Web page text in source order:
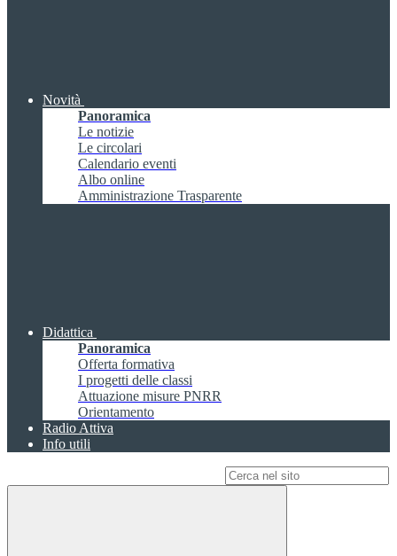
Novità
Panoramica
Le notizie
Le circolari
Calendario eventi
Albo online
Amministrazione Trasparente
Didattica
Panoramica
Offerta formativa
I progetti delle classi
Attuazione misure PNRR
Orientamento
Radio Attiva
Info utili